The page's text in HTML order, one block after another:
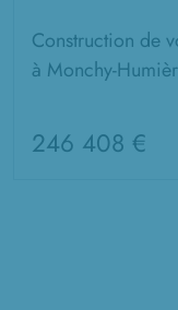
Construction de
à Monchy-
246 408 €